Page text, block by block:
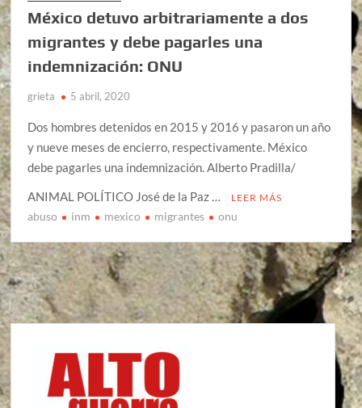
México detuvo arbitrariamente a dos
migrantes y debe pagarles una
indemnización: ONU
grieta 5 abril, 2020
Dos hombres detenidos en 2015 y 2016 y pasaron un año
y nueve meses de encierro, respectivamente. México
debe pagarles una indemnización. Alberto Pradilla/
ANIMAL POLÍTICO José de la Paz …
LEER MÁS
abuso inm mexico migrantes onu